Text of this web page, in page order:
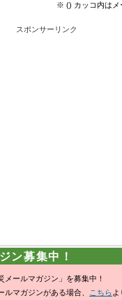
※ () カッコ内はメ
スポンサーリンク
ン募集中！
メールマガジン」を募集中！
ルマガジンがある場合、
こちら よ